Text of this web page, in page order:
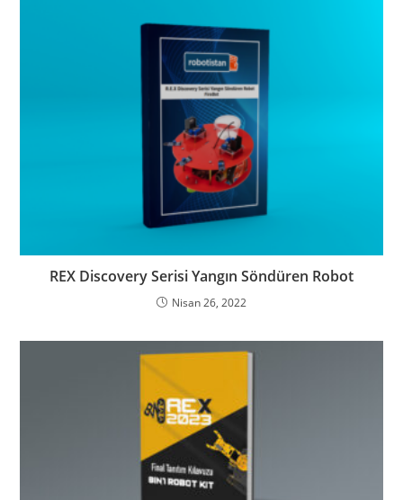
REX Discovery Serisi Yangın Söndüren Robot
Nisan 26, 2022